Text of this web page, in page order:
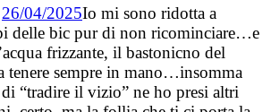
26/04/2025Io mi sono ridotta a
delle bic pur di non ricominciare…e
frizzante, il bastonicno del
tenere sempre in mano…insomma
“tradire il vizio” ne ho presi altri